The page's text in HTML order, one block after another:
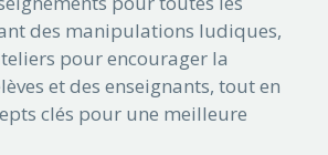
des manipulations ludiques,
pour encourager la
et des enseignants, tout en
clés pour une meilleure